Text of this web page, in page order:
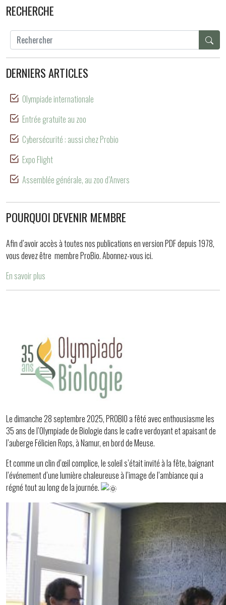
Le dimanche 28 septembre 2025, PROBIO a fêté avec enthousiasme les
35 ans de l’Olympiade de Biologie dans le cadre verdoyant et apaisant de
l’auberge Félicien Rops, à Namur, en bord de Meuse.
Et comme un clin d’œil complice, le soleil s’était invité à la fête, baignant
l’événement d’une lumière chaleureuse à l’image de l’ambiance qui a
régné tout au long de la journée.
RECHERCHE
DERNIERS ARTICLES
Olympiade internationale
Entrée gratuite au zoo
Cybersécurité : aussi chez Probio
Expo Flight
Assemblée générale, au zoo d’Anvers
POURQUOI DEVENIR MEMBRE
Afin d’avoir accès à toutes nos publications en version PDF depuis 1978,
vous devez être membre ProBio. Abonnez-vous ici.
En savoir plus